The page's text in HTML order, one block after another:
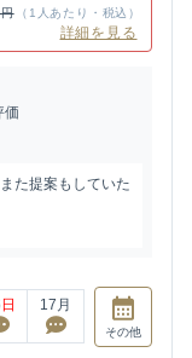
（1人あたり・税込）
詳細を見る
価
た提案もしていた
日 17 月
その他